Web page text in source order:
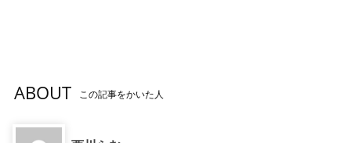
ABOUT この記事をかいた人